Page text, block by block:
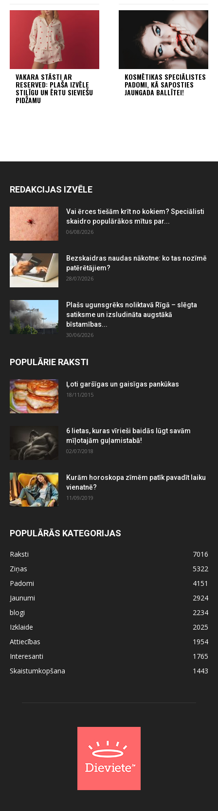
VAKARA STĀSTI AR
RESERVED: PLAŠA IZVĒLE
STILĪGU UN ĒRTU SIEVIEŠU
PIDŽAMU
KOSMĒTIKAS SPECIĀLISTES
PADOMI, KĀ SAPOSTIES
JAUNGADA BALLĪTEI!
REDAKCIJAS IZVĒLE
Vai ērces tiešām krīt no kokiem? Speciālisti
skaidro populārākos mītus par...
06/08/2026
Bezskaidras naudas nākotne: ko tas nozīmē
patērētājiem?
28/07/2026
Plašs ugunsgrēks noliktavā Rīgā – slēgta
satiksme un izsludināta augstākā
bīstamības...
30/06/2026
POPULĀRIE RAKSTI
Ļoti garšīgas un gaisīgas pankūkas
18/11/2015
6 lietas, kuras vīrieši baidās lūgt savām
mīļotajām guļamistabā!
02/07/2018
Kurām horoskopa zīmēm patīk pavadīt laiku
vienatnē?
11/09/2019
POPULĀRĀS KATEGORIJAS
Raksti
7016
Ziņas
5322
Padomi
4151
Jaunumi
2924
blogi
2234
Izklaide
2025
Attiecības
1954
Interesanti
1765
Skaistumkopšana
1443